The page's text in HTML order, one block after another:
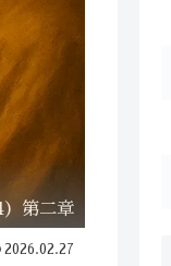
第二章
2026.02.27